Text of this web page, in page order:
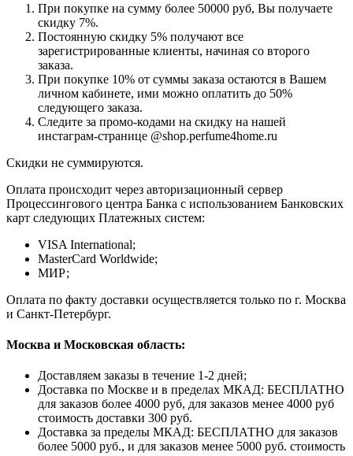
При покупке на сумму более 50000 руб, Вы получаете
скидку 7%.
Постоянную скидку 5% получают все
зарегистрированные клиенты, начиная со второго
заказа.
При покупке 10% от суммы заказа остаются в Вашем
личном кабинете, ими можно оплатить до 50%
следующего заказа.
Следите за промо-кодами на скидку на нашей
инстаграм-странице @shop.perfume4home.ru
Скидки не суммируются.
Оплата происходит через авторизационный сервер
Процессингового центра Банка с использованием Банковских
карт следующих Платежных систем:
VISA International;
MasterCard Worldwide;
МИР;
Оплата по факту доставки осуществляется только по г. Москва
и Санкт-Петербург.
Москва и Московская область:
Доставляем заказы в течение 1-2 дней;
Доставка по Москве и в пределах МКАД: БЕСПЛАТНО
для заказов более 4000 руб, для заказов менее 4000 руб
стоимость доставки 300 руб.
Доставка за пределы МКАД: БЕСПЛАТНО для заказов
более 5000 руб., и для заказов менее 5000 руб. стоимость